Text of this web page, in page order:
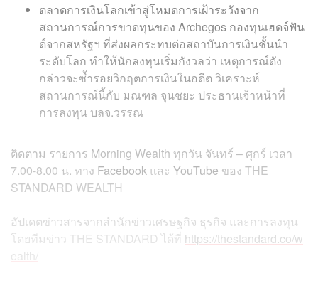
ตลาดการเงินโลกเข้าสู่โหมดการเฝ้าระวังจาก
สถานการณ์การขาดทุนของ Archegos กองทุนเฮดจ์ฟัน
ด์จากสหรัฐฯ ที่ส่งผลกระทบต่อสถาบันการเงินชั้นนำ
ระดับโลก ทำให้นักลงทุนเริ่มกังวลว่า เหตุการณ์ดัง
กล่าวจะซ้ำรอยวิกฤตการเงินในอดีต วิเคราะห์
สถานการณ์นี้กับ มณฑล จุนชยะ ประธานเจ้าหน้าที่
การลงทุน บลจ.วรรณ
ติดตาม รายการ Morning Wealth ทุกวัน จันทร์ – ศุกร์ เวลา
7.00-8.00 น. ทาง Facebook และ YouTube ของ THE
STANDARD WEALTH
อัปเดตข่าวสารจากสำนักข่าวเศรษฐกิจ ธุรกิจ และการลงทุน
โดยทีมข่าว THE STANDARD ได้ที่ https://thestandard.co/w
ealth/